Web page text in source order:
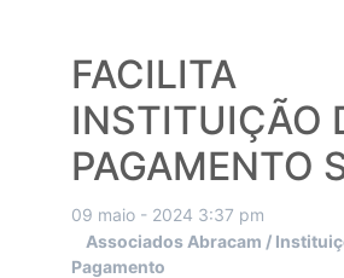
FACILITA
INSTITUIÇÃO
PAGAMENTO
09 maio - 2024 3:37 pm
Associados Abracam /
Pagamento